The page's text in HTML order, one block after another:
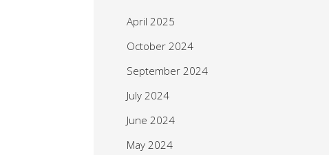
April 2025
October 2024
September 2024
July 2024
June 2024
May 2024